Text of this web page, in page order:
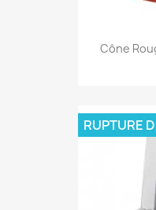
Cône
RUPTURE